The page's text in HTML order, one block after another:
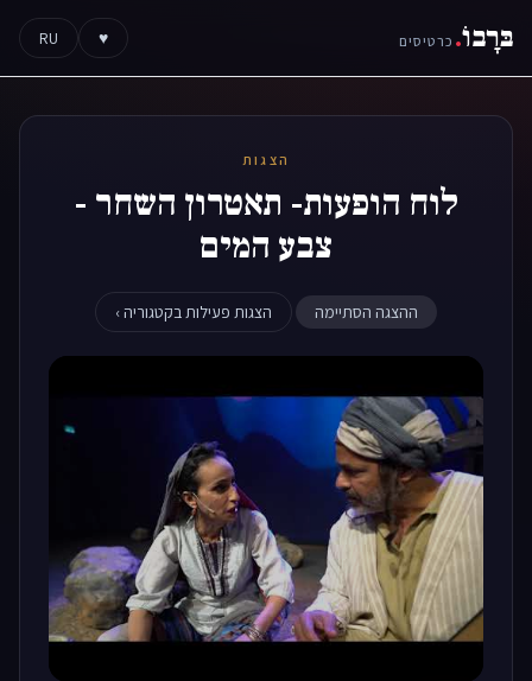
בּרָבוֹ. כרטיסים ♥
RU
הצגות
לוח הופעות- תאטרון השחר -
צבע המים
ההצגה הסתיימה הצגות פעילות בקטגוריה ›